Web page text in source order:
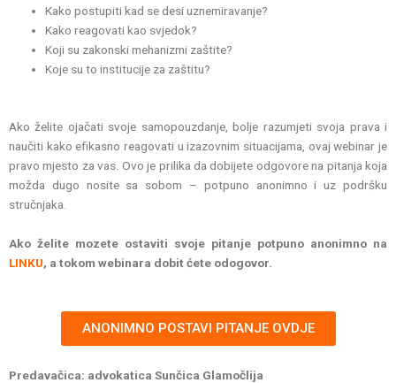
Kako postupiti kad se desi uznemiravanje?
Kako reagovati kao svjedok?
Koji su zakonski mehanizmi zaštite?
Koje su to institucije za zaštitu?
Ako želite ojačati svoje samopouzdanje, bolje razumjeti svoja prava i
naučiti kako efikasno reagovati u izazovnim situacijama, ovaj webinar je
pravo mjesto za vas. Ovo je prilika da dobijete odgovore na pitanja koja
možda dugo nosite sa sobom – potpuno anonimno i uz podršku
stručnjaka.
Ako želite mozete ostaviti svoje pitanje potpuno anonimno na
LINKU, a tokom webinara dobit ćete odogovor.
ANONIMNO POSTAVI PITANJE OVDJE
Predavačica: advokatica Sunčica Glamočlija